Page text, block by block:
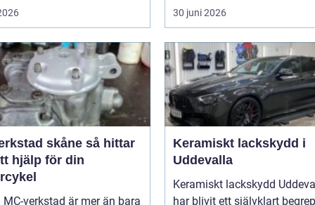
30 juni 2026
skåne så hittar
hjälp för din
MC-verkstad är mer än bara
Keramiskt lackskydd i
Uddevalla
Keramiskt lackskydd
har blivit ett självklart